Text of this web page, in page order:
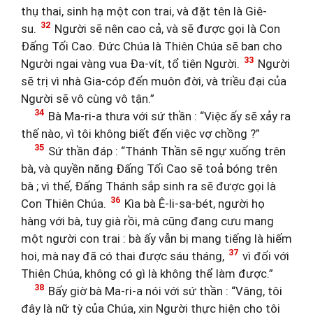
thụ thai, sinh hạ một con trai, và đặt tên là Giê-
su. 32 Người sẽ nên cao cả, và sẽ được gọi là Con
Đấng Tối Cao. Đức Chúa là Thiên Chúa sẽ ban cho
Người ngai vàng vua Đa-vít, tổ tiên Người. 33 Người
sẽ trị vì nhà Gia-cóp đến muôn đời, và triều đại của
Người sẽ vô cùng vô tận.”
34 Bà Ma-ri-a thưa với sứ thần : “Việc ấy sẽ xảy ra
thế nào, vì tôi không biết đến việc vợ chồng ?”
35 Sứ thần đáp : “Thánh Thần sẽ ngự xuống trên
bà, và quyền năng Đấng Tối Cao sẽ toả bóng trên
bà ; vì thế, Đấng Thánh sắp sinh ra sẽ được gọi là
Con Thiên Chúa. 36 Kìa bà Ê-li-sa-bét, người họ
hàng với bà, tuy già rồi, mà cũng đang cưu mang
một người con trai : bà ấy vẫn bị mang tiếng là hiếm
hoi, mà nay đã có thai được sáu tháng, 37 vì đối với
Thiên Chúa, không có gì là không thể làm được.”
38 Bấy giờ bà Ma-ri-a nói với sứ thần : “Vâng, tôi
đây là nữ tỳ của Chúa, xin Người thực hiện cho tôi